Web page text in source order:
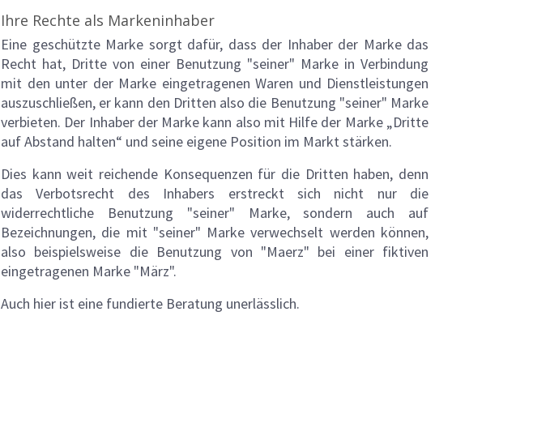
Ihre Rechte als Markeninhaber
Eine geschützte Marke sorgt dafür, dass der Inhaber der Marke das
Recht hat, Dritte von einer Benutzung "seiner" Marke in Verbindung
mit den unter der Marke eingetragenen Waren und Dienstleistungen
auszuschließen, er kann den Dritten also die Benutzung "seiner" Marke
verbieten. Der Inhaber der Marke kann also mit Hilfe der Marke „Dritte
auf Abstand halten“ und seine eigene Position im Markt stärken.
Dies kann weit reichende Konsequenzen für die Dritten haben, denn
das Verbotsrecht des Inhabers erstreckt sich nicht nur die
widerrechtliche Benutzung "seiner" Marke, sondern auch auf
Bezeichnungen, die mit "seiner" Marke verwechselt werden können,
also beispielsweise die Benutzung von "Maerz" bei einer fiktiven
eingetragenen Marke "März".
Auch hier ist eine fundierte Beratung unerlässlich.